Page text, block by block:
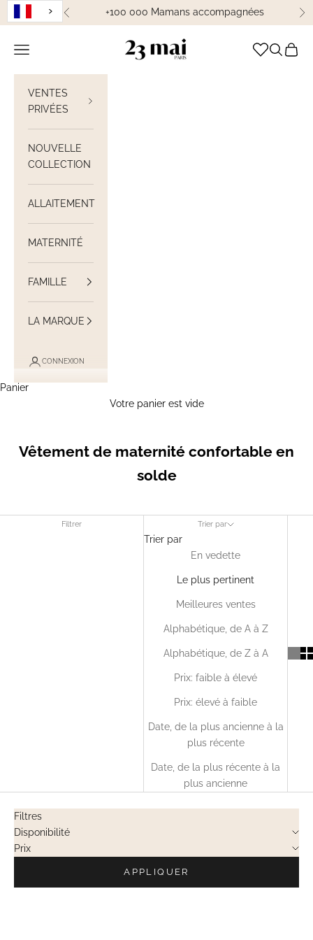
Passer au contenu
Précédent+100 000 Mamans accompagnées
23 Mai Paris
Ouvrir la navigation Ouvrir la
Voir
VENTES
PRIVÉES
NOUVELLE
COLLECTION
ALLAITEMENT
MATERNITÉ
FAMILLE
LA MARQUE
CONNEXION
Panier
Votre panier est vide
Vêtement de maternité confortable en
solde
Filtrer Trier par
Trier par
En vedette
Le plus pertinent
Meilleures ventes
Alphabétique, de A à Z
Alphabétique, de Z à A
Prix: faible à élevé
Prix: élevé à faible
Date, de la plus ancienne à la
plus récente
Date, de la plus récente à la
plus ancienne
Filtres
Disponibilité
Prix
APPLIQUER